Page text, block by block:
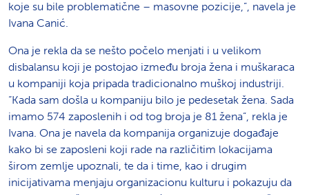
koje su bile problematične – masovne pozicije,”, navela je
Ivana Canić.
Ona je rekla da se nešto počelo menjati i u velikom
disbalansu koji je postojao između broja žena i muškaraca
u kompaniji koja pripada tradicionalno muškoj industriji.
“Kada sam došla u kompaniju bilo je pedesetak žena. Sada
imamo 574 zaposlenih i od tog broja je 81 žena”, rekla je
Ivana. Ona je navela da kompanija organizuje događaje
kako bi se zaposleni koji rade na različitim lokacijama
širom zemlje upoznali, te da i time, kao i drugim
inicijativama menjaju organizacionu kulturu i pokazuju da